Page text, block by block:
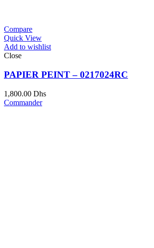
Compare
Quick View
Add to wishlist
Close
PAPIER PEINT – 0217024RC
1,800.00 Dhs
Commander